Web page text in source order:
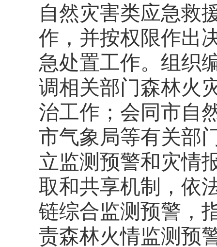
自然灾害类应急救
作，并按权限作出
急处置工作。组织
调相关部门森林火
治工作；会同市自
市气象局等有关部
立监测预警和灾情
取和共享机制，依
链综合监测预警，
责森林火情监测预